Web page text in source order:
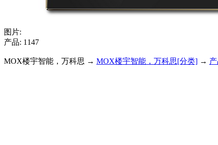
图片:
产品: 1147
MOX楼宇智能，万科思 → MOX楼宇智能，万科思[分类] →